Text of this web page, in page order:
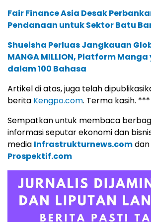
Fair Finance Asia Desak
Pendanaan untuk Sektor Batu
Shueisha Perluas Jangkauan
MANGA MILLION, Platform
dalam 100 Bahasa
Artikel di atas, juga telah
berita Kengpo.com. Terma kasih. ***
Sempatkan untuk membaca
informasi seputar ekonomi dan
media Infrastrukturnews.comdan
Prospektif.com